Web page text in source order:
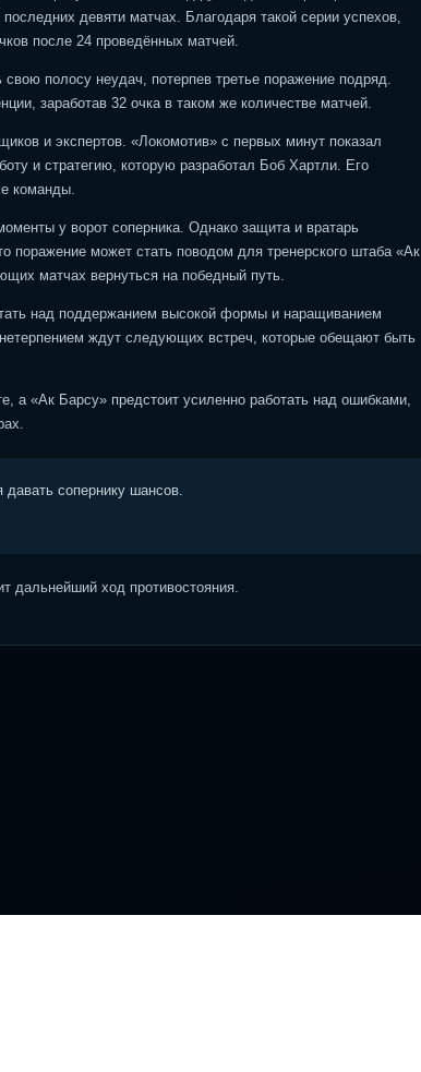
девяти матчах. Благодаря такой серии успехов,
после 24 проведённых матчей.
полосу неудач, потерпев третье поражение подряд.
заработав 32 очка в таком же количестве матчей.
и экспертов. «Локомотив» с первых минут показал
и стратегию, которую разработал Боб Хартли. Его
команды.
у ворот соперника. Однако защита и вратарь
поражение может стать поводом для тренерского штаба «Ак
матчах вернуться на победный путь.
над поддержанием высокой формы и наращиванием
ждут следующих встреч, которые обещают быть
а «Ак Барсу» предстоит усиленно работать над ошибками,
сопернику шансов.
дальнейший ход противостояния.